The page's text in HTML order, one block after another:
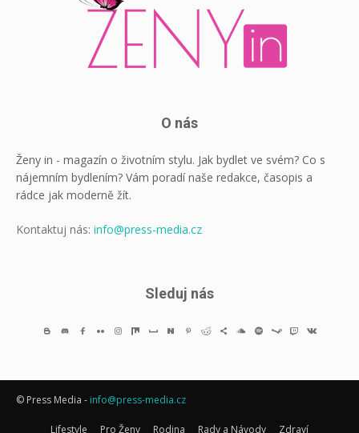
O nás
Ženy in - magazín o životním stylu. Jak bydlet ve svém? Co s
nájemním bydlením? Vám poradí naše redakce, časopis a
rádce jak moderně žít.
Kontaktuj nás: info@press-media.cz
Sleduj nás
© Press Media - info@press-media.cz
Lifestyle Pro Ženy Rodina Rady a Návody Zdraví